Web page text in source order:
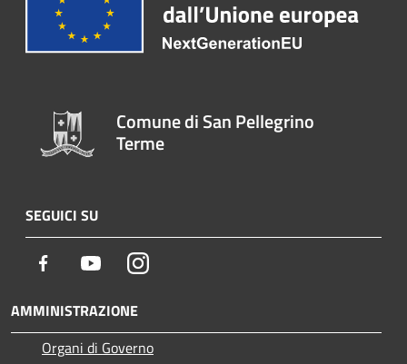
Comune di San Pellegrino
Terme
SEGUICI SU
Facebook YoutubeInstagram
AMMINISTRAZIONE
Organi di Governo